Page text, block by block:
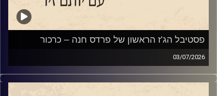
קרדיט תמונות:רותם בר-אילן
פסטיבל הג'ז הראשון של פרדס חנה – כרכור
03/07/2026
השבוע, הקדשנו את התוכנית לפסטיבל הג'ז הראשון של פרדס
חנה כרכור שייפתח את שעריו בשבוע הבא בין ה 7-9.7.